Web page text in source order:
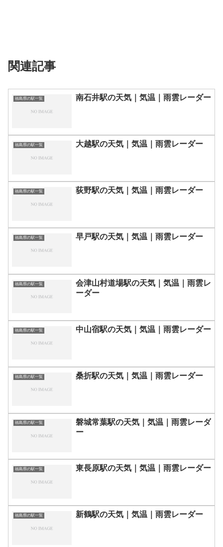
関連記事
福島県の駅一覧 南石井駅の天気｜気温｜雨雲レーダー
福島県の駅一覧 大越駅の天気｜気温｜雨雲レーダー
福島県の駅一覧 荻野駅の天気｜気温｜雨雲レーダー
福島県の駅一覧 早戸駅の天気｜気温｜雨雲レーダー
福島県の駅一覧
会津山村道場駅の天気｜気温｜雨雲レ
ーダー
福島県の駅一覧 中山宿駅の天気｜気温｜雨雲レーダー
福島県の駅一覧 桑折駅の天気｜気温｜雨雲レーダー
福島県の駅一覧
磐城常葉駅の天気｜気温｜雨雲レーダ
ー
福島県の駅一覧 東長原駅の天気｜気温｜雨雲レーダー
福島県の駅一覧 新鶴駅の天気｜気温｜雨雲レーダー